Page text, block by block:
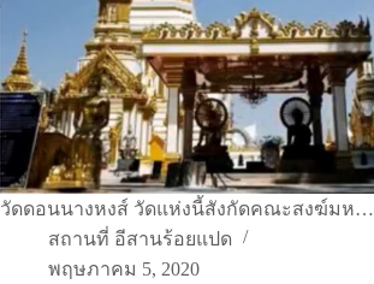
วัดดอนนางหงส์ วัดแห่งนี้สังกัดคณะสงฆ์มห…
สถานที่ อีสานร้อยแปด
พฤษภาคม 5, 2020